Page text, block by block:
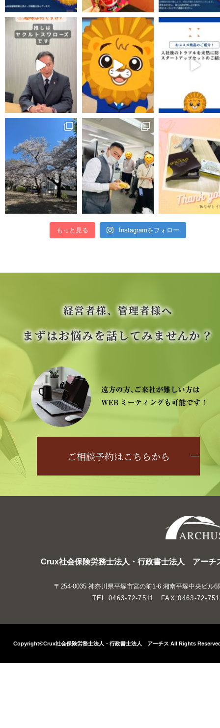
もっと見る Instagramをフォロー
経営者様、管理者様へ
まずはお悩みを話してみませんか？
ご相談予約はこちらから
Crux社会保険労務士法人・行政書士法人 アーチ
〒254-0035 神奈川県平塚市宮の前1-6 湘南平塚中央ビル6
TEL 0463-72-7511 FAX 0463-72-
Copyright©Crux社会保険労務士法人・行政書士法人 アーチス All Rights